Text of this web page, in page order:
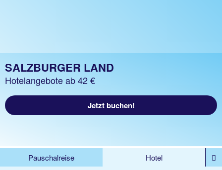
SALZBURGER LAND
Hotelangebote ab 42 €
Jetzt buchen!
Pauschalreise
Hotel